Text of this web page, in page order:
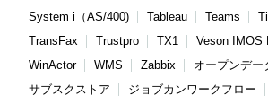
System i（AS/400)
Tableau Teams
TransFax
Trustpro TX1 Veson IMOS
WinActor
WMS Zabbix
オープンデー
サブスクストア
ジョブカンワークフロー